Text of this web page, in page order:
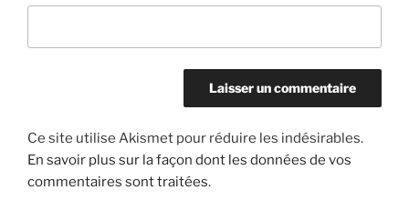
Ce site utilise Akismet pour réduire les indésirables.
En savoir plus sur la façon dont les données de vos
commentaires sont traitées.